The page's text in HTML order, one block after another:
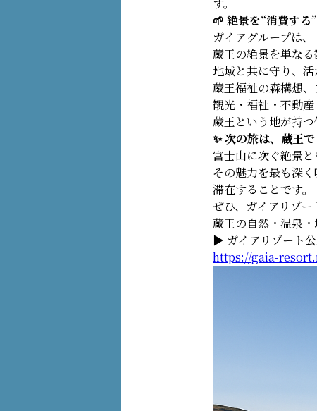
🌱 絶景を“消費する
ガイアグループは、
蔵王の絶景を単なる
地域と共に守り、
蔵王福祉の森構想、
観光・福祉・不動産
蔵王という地が持つ
✨ 次の旅は、蔵王
富士山に次ぐ絶景と
その魅力を最も深く
滞在することです。
ぜひ、ガイアリゾー
蔵王の自然・温泉・
▶ ガイアリゾート
https://gaia-